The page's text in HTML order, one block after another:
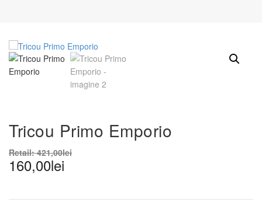
Tricou Primo Emporio
Retail:421,00lei
160,00lei